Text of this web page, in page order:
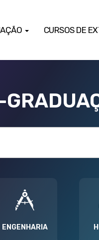
CURSOS DE
ENGENHARIA